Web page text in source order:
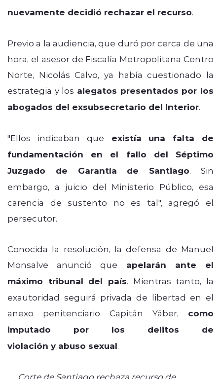
nuevamente decidió rechazar el recurso.
Previo a la audiencia, que duró por cerca de una
hora, el asesor de Fiscalía Metropolitana Centro
Norte, Nicolás Calvo, ya había cuestionado la
estrategia y los alegatos presentados por los
abogados del exsubsecretario del Interior.
"Ellos indicaban que existía una falta de
fundamentación en el fallo del Séptimo
Juzgado de Garantía de Santiago. Sin
embargo, a juicio del Ministerio Público, esa
carencia de sustento no es tal", agregó el
persecutor.
Conocida la resolución, la defensa de Manuel
Monsalve anunció que apelarán ante el
máximo tribunal del país. Mientras tanto, la
exautoridad seguirá privada de libertad en el
anexo penitenciario Capitán Yáber, como
imputado por los delitos de
violación y abuso sexual.
Corte de Santiago rechaza recurso de